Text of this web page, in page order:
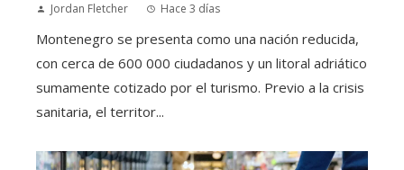
Jordan Fletcher Hace 3 días
Montenegro se presenta como una nación reducida,
con cerca de 600 000 ciudadanos y un litoral adriático
sumamente cotizado por el turismo. Previo a la crisis
sanitaria, el territor...